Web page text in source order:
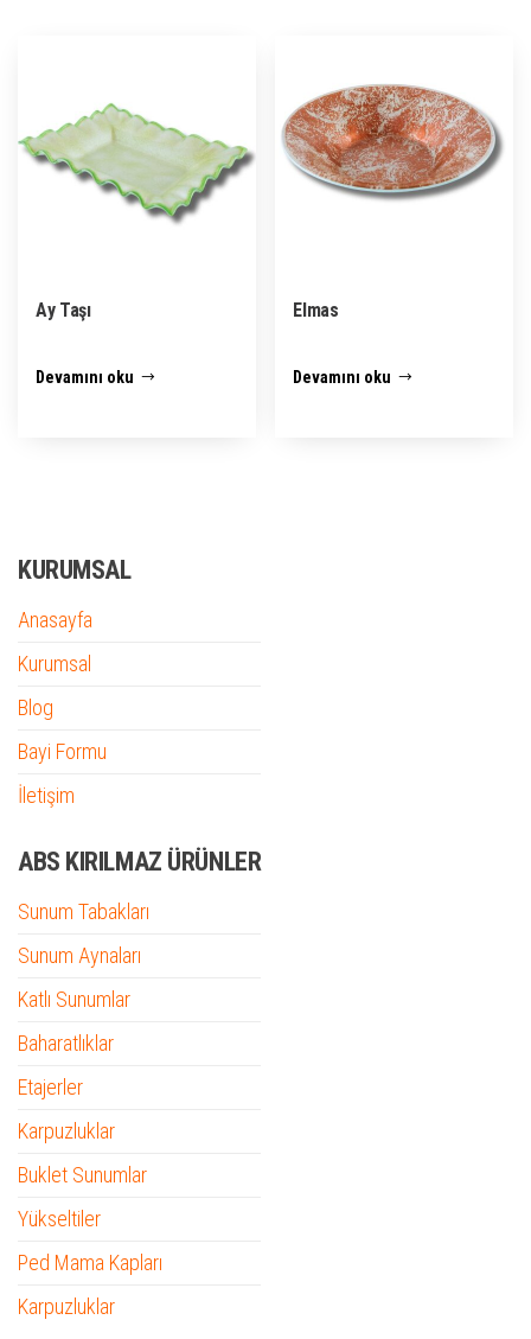
Ay Taşı
Devamını oku
Elmas
Devamını oku
KURUMSAL
Anasayfa
Kurumsal
Blog
Bayi Formu
İletişim
ABS KIRILMAZ ÜRÜNLER
Sunum Tabakları
Sunum Aynaları
Katlı Sunumlar
Baharatlıklar
Etajerler
Karpuzluklar
Buklet Sunumlar
Yükseltiler
Ped Mama Kapları
Karpuzluklar